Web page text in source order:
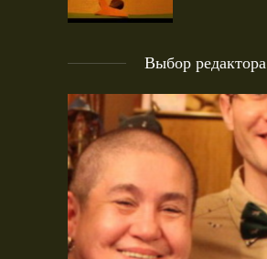
Выбор редактора